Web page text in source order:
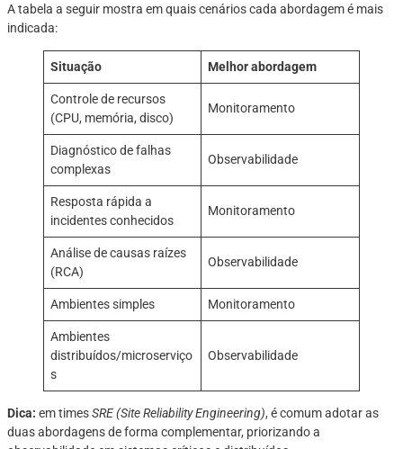
A tabela a seguir mostra em quais cenários cada abordagem é mais
indicada:
Situação Melhor abordagem
Controle de recursos
(CPU, memória, disco)
Monitoramento
Diagnóstico de falhas
complexas
Observabilidade
Resposta rápida a
incidentes conhecidos
Monitoramento
Análise de causas raízes
(RCA)
Observabilidade
Ambientes simples Monitoramento
Ambientes
distribuídos/microserviço
s
Observabilidade
Dica: em timesSRE (Site Reliability Engineering), é comum adotar as
duas abordagens de forma complementar, priorizando a